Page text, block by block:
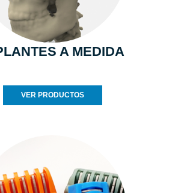
A MEDIDA
VER PRODUCTOS